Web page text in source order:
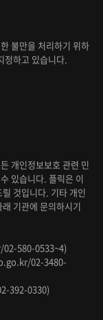
불만을 처리하기 위하
정하고 있습니다.
개인정보보호 관련 민
있습니다. 플릭은 이
것입니다. 기타 개인
기관에 문의하시기
02-580-0533~4)
02-3480-
392-0330)